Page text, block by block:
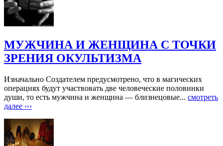
МУЖЧИНА И ЖЕНЩИНА С ТОЧКИ
ЗРЕНИЯ ОКУЛЬТИЗМА
Изначально Создателем предусмотрено, что в магических
операциях будут участвовать две человеческие половинки
души, то есть мужчина и женщина — близнецовые... смотреть
далее ›››